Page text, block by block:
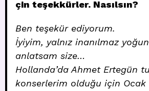
çin teşekkürler. Nasılsın?
Ben teşekür ediyorum.
İyiyim, yalnız inanılmaz
anlatsam size…
Hollanda’da Ahmet Ertegün
konserlerim olduğu için Ocak